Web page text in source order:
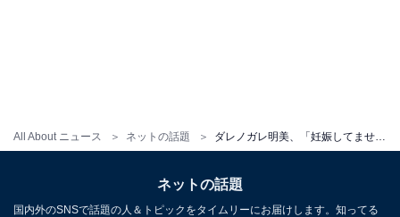
All About ニュース ネットの話題
ネットの話題
国内外のSNSで話題の人＆トピックをタイムリーにお届けします。知ってる